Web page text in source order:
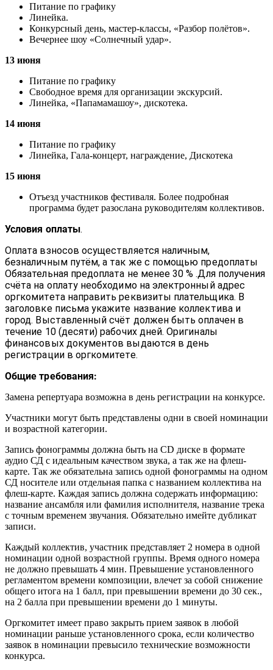
Питание по графику
Линейка.
Конкурсный день, мастер-классы, «Разбор полётов».
Вечернее шоу «Солнечный удар».
13 июня
Питание по графику
Свободное время для организации экскурсий.
Линейка, «Папамамашоу», дискотека.
14 июня
Питание по графику
Линейка, Гала-концерт, награждение, Дискотека
15 июня
Отъезд участников фестиваля. Более подробная
программа будет разослана руководителям коллективов.
Условия оплаты.
Оплата взносов осуществляется наличным,
безналичным путём, а так же с помощью предоплаты
Обязательная предоплата не менее 30 % .Для получения
счёта на оплату необходимо на электронный адрес
оргкомитета направить реквизиты плательщика. В
заголовке письма укажите название коллектива и
город. Выставленный счёт должен быть оплачен в
течение 10 (десяти) рабочих дней. Оригиналы
финансовых документов выдаются в день
регистрации в оргкомитете.
Общие требования:
Замена репертуара возможна в день регистрации на конкурсе.
Участники могут быть представлены одни в своей номинации
и возрастной категории.
Запись фонограммы должна быть на СD диске в формате
аудио СД с идеальным качеством звука, а так же на флеш-
карте. Так же обязательна запись одной фонограммы на одном
СД носителе или отдельная папка с названием коллектива на
флеш-карте. Каждая запись должна содержать информацию:
название ансамбля или фамилия исполнителя, название трека
с точным временем звучания. Обязательно имейте дубликат
записи.
Каждый коллектив, участник представляет 2 номера в одной
номинации одной возрастной группы. Время одного номера
не должно превышать 4 мин. Превышение установленного
регламентом времени композиции, влечет за собой снижение
общего итога на 1 балл, при превышении времени до 30 сек.,
на 2 балла при превышении времени до 1 минуты.
Оргкомитет имеет право закрыть прием заявок в любой
номинации раньше установленного срока, если количество
заявок в номинации превысило технические возможности
конкурса.